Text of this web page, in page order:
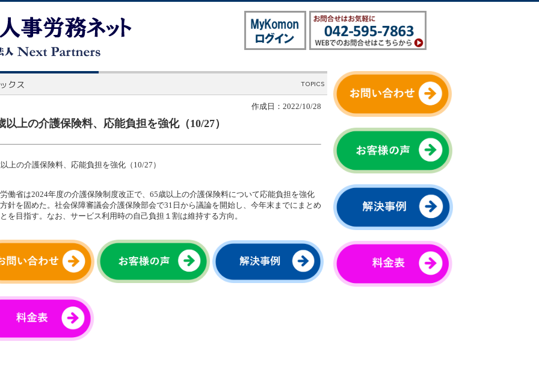
作成日：2022/10/28
以上の介護保険料、応能負担を強化（10/27）
上の介護保険料、応能負担を強化（10/27）
働省は2024年度の介護保険制度改正で、65歳以上の介護保険料について応能負担を強化
針を固めた。社会保障審議会介護保険部会で31日から議論を開始し、今年末までにまとめ
を目指す。なお、サービス利用時の自己負担１割は維持する方向。